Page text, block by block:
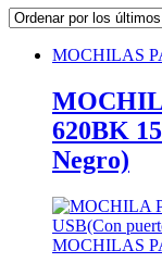
MOCHILAS
620BK
Negro)
MOCHILAS